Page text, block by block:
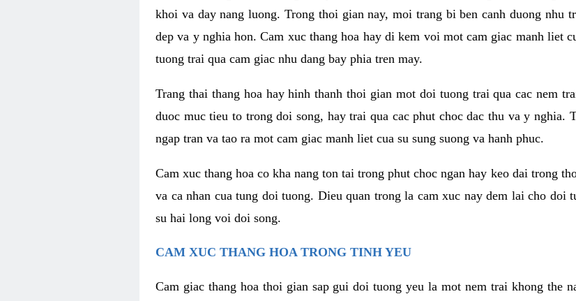
khoi va day nang luong. Trong thoi gian nay, moi trang bi ben canh duong nhu
dep va y nghia hon. Cam xuc thang hoa hay di kem voi mot cam giac manh liet
tuong trai qua cam giac nhu dang bay phia tren may.
Trang thai thang hoa hay hinh thanh thoi gian mot doi tuong trai qua cac nem
duoc muc tieu to trong doi song, hay trai qua cac phut choc dac thu va y nghia.
ngap tran va tao ra mot cam giac manh liet cua su sung suong va hanh phuc.
Cam xuc thang hoa co kha nang ton tai trong phut choc ngan hay keo dai trong
va ca nhan cua tung doi tuong. Dieu quan trong la cam xuc nay dem lai cho doi
su hai long voi doi song.
CAM XUC THANG HOA TRONG TINH YEU
Cam giac thang hoa thoi gian sap gui doi tuong yeu la mot nem trai khong the